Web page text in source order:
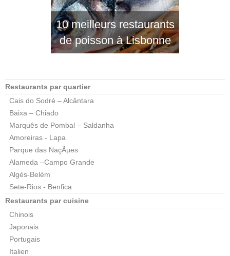
10 meilleurs restaurants
de poisson à Lisbonne
Restaurants par quartier
Cais do Sodré – Alcântara
Baixa – Chiado
Marquês de Pombal – Saldanha
Amoreiras - Lapa
Parque das NaçÃµes
Alameda –Campo Grande
Algés-Belém
Sete-Rios - Benfica
Restaurants par cuisine
Chinois
Japonais
Portugais
Italien